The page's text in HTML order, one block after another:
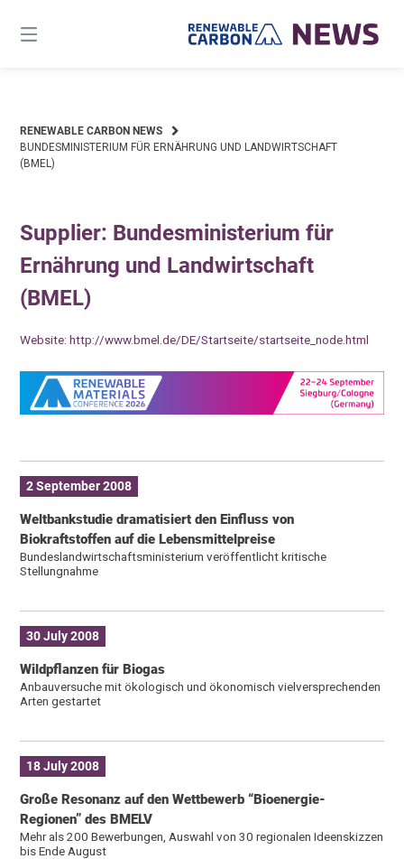
content
RENEWABLE CARBON NEWS
BUNDESMINISTERIUM FÜR ERNÄHRUNG UND LANDWIRTSCHAFT
(BMEL)
Supplier: Bundesministerium für
Ernährung und Landwirtschaft
(BMEL)
Website:http://www.bmel.de/DE/Startseite/startseite_node.html
2 September 2008
Weltbankstudie dramatisiert den Einfluss von
Biokraftstoffen auf die Lebensmittelpreise
Bundeslandwirtschaftsministerium veröffentlicht kritische
Stellungnahme
30 July 2008
Wildpflanzen für Biogas
Anbauversuche mit ökologisch und ökonomisch vielversprechenden
Arten gestartet
18 July 2008
Große Resonanz auf den Wettbewerb “Bioenergie-
Regionen” des BMELV
Mehr als 200 Bewerbungen, Auswahl von 30 regionalen Ideenskizzen
bis Ende August